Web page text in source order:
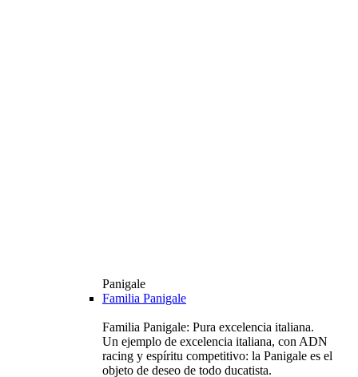
Panigale
Familia Panigale
Familia Panigale: Pura excelencia italiana.
Un ejemplo de excelencia italiana, con ADN
racing y espíritu competitivo: la Panigale es el
objeto de deseo de todo ducatista.